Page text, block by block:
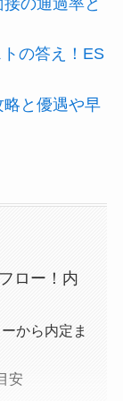
の答え！ES
と優遇や早
ロー！内
から内定ま
安